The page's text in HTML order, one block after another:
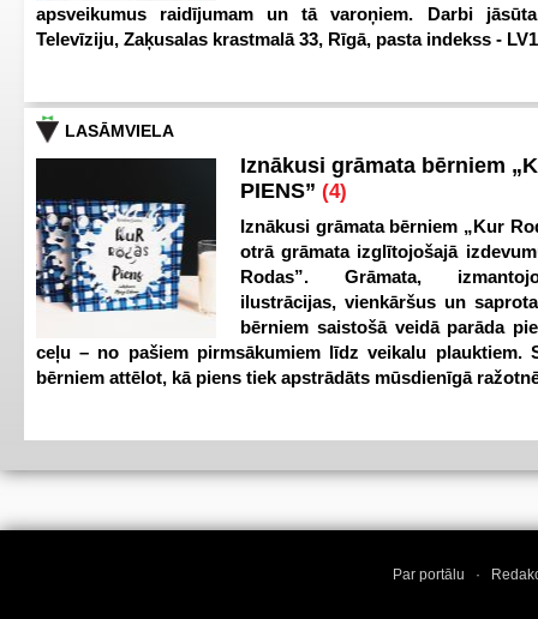
apsveikumus raidījumam un tā varoņiem. Darbi
Televīziju, Zaķusalas krastmalā 33, Rīgā, pasta indekss -
LASĀMVIELA
Iznākusi grāmata bērniem
PIENS” (4)
Iznākusi grāmata bērniem „Kur
otrā grāmata izglītojošajā
Rodas”. Grāmata,
ilustrācijas, vienkāršus un
bērniem saistošā veidā parāda
ceļu – no pašiem pirmsākumiem līdz veikalu plauktiem.
bērniem attēlot, kā piens tiek apstrādāts mūsdienīgā
Par portālu ·